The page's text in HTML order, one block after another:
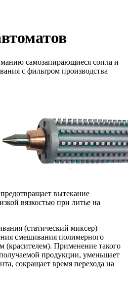
самозапирающиеся сопла и
с фильтром производства
вытекание
вязкостью при литье на
(статический миксер)
смешивания полимерного
(красителем). Применение такого
продукции, уменьшает
сокращает время перехода на